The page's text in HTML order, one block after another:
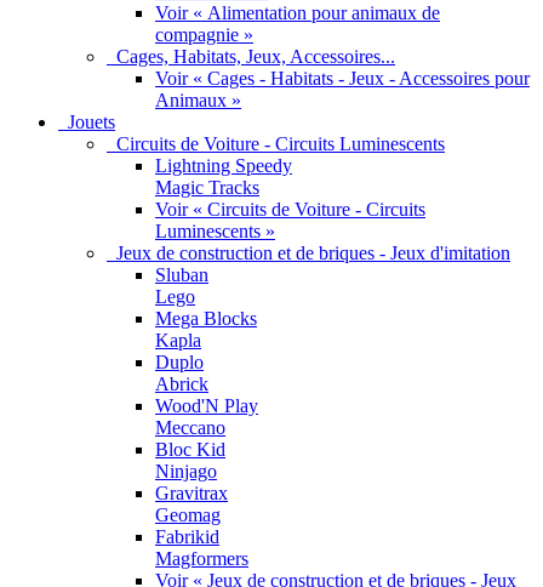
Voir « Alimentation pour animaux de
compagnie »
Cages, Habitats, Jeux, Accessoires...
Voir « Cages - Habitats - Jeux - Accessoires pour
Animaux »
Jouets
Circuits de Voiture - Circuits Luminescents
Lightning Speedy
Magic Tracks
Voir « Circuits de Voiture - Circuits
Luminescents »
Jeux de construction et de briques - Jeux d'imitation
Sluban
Lego
Mega Blocks
Kapla
Duplo
Abrick
Wood'N Play
Meccano
Bloc Kid
Ninjago
Gravitrax
Geomag
Fabrikid
Magformers
Voir « Jeux de construction et de briques - Jeux